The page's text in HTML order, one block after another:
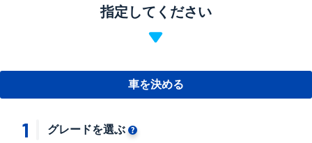
指定してください
車を決める
1 グレードを選ぶ